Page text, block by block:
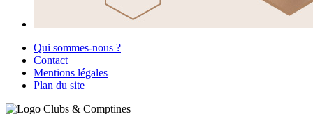
Qui sommes-nous ?
Contact
Mentions légales
Plan du site